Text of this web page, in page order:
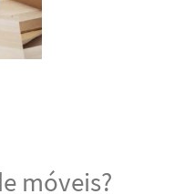
móveis?